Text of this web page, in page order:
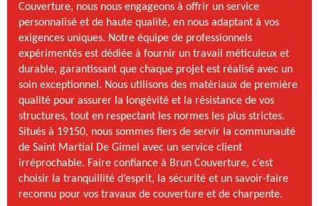
Couverture, nous nous engageons à offrir un service
personnalisé et de haute qualité, en nous adaptant à vos
exigences uniques. Notre équipe de professionnels
expérimentés est dédiée à fournir un travail méticuleux et
durable, garantissant que chaque projet est réalisé avec un
soin exceptionnel. Nous utilisons des matériaux de première
qualité pour assurer la longévité et la résistance de vos
structures, tout en respectant les normes les plus strictes.
Situés à 19150, nous sommes fiers de servir la communauté
de Saint Martial De Gimel avec un service client
irréprochable. Faire confiance à Brun Couverture, c’est
choisir la tranquillité d’esprit, la sécurité et un savoir-faire
reconnu pour vos travaux de couverture et de charpente.